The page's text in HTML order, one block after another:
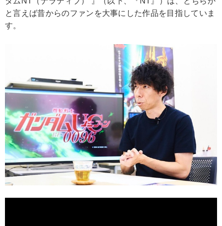
と言えば昔からのファンを大事にした作品を目指していま
す。